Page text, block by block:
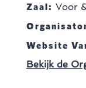
Zaal: Voor
Website
Bekijk de